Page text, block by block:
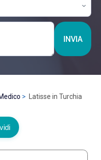
INVIA
Latisse in Turchia